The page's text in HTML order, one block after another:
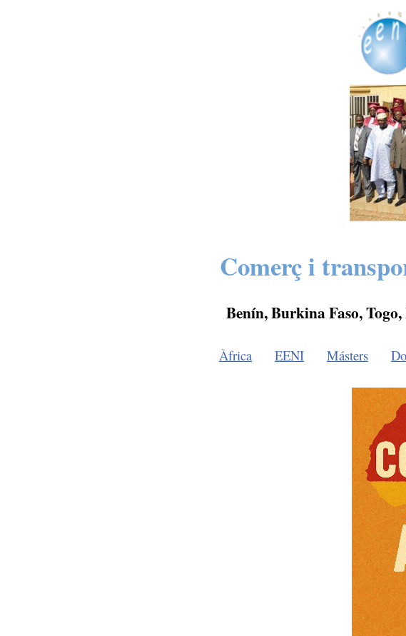
Comerç i
Benín, Burkina Faso,
Àfrica EENI Másters